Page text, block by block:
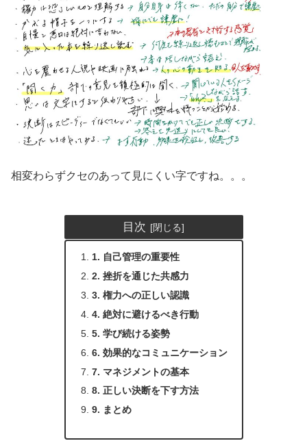
相変わらずクセのあって見にくい字ですね。。。
目次
1. 自己管理の重要性
2. 挫折を通じた共感力
3. 権力への正しい認識
4. 絶対に避けるべき行動
5. 学び続ける姿勢
6. 効果的なコミュニケーション
7. マネジメントの基本
8. 正しい決断を下す方法
9. まとめ